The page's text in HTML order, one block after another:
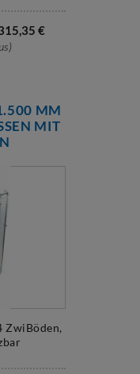
€
MM
MIT
ZwiBöden,